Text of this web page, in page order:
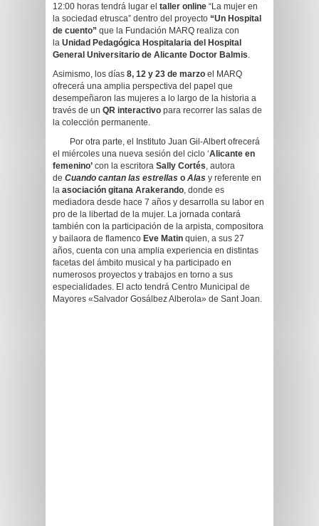
12:00 horas tendrá lugar el taller online “La mujer en
la sociedad etrusca” dentro del proyecto “Un Hospital
de cuento” que la Fundación MARQ realiza con
la Unidad Pedagógica Hospitalaria del Hospital
General Universitario de Alicante Doctor Balmis.
Asimismo, los días 8, 12 y 23 de marzo el MARQ
ofrecerá una amplia perspectiva del papel que
desempeñaron las mujeres a lo largo de la historia a
través de un QR interactivo para recorrer las salas de
la colección permanente.
Por otra parte, el Instituto Juan Gil-Albert ofrecerá
el miércoles una nueva sesión del ciclo ‘Alicante en
femenino’ con la escritora Sally Cortés, autora
de Cuando cantan las estrellas o Alas y referente en
la asociación gitana Arakerando, donde es
mediadora desde hace 7 años y desarrolla su labor en
pro de la libertad de la mujer. La jornada contará
también con la participación de la arpista, compositora
y bailaora de flamenco Eve Matin quien, a sus 27
años, cuenta con una amplia experiencia en distintas
facetas del ámbito musical y ha participado en
numerosos proyectos y trabajos en torno a sus
especialidades. El acto tendrá Centro Municipal de
Mayores «Salvador Gosálbez Alberola» de Sant Joan.